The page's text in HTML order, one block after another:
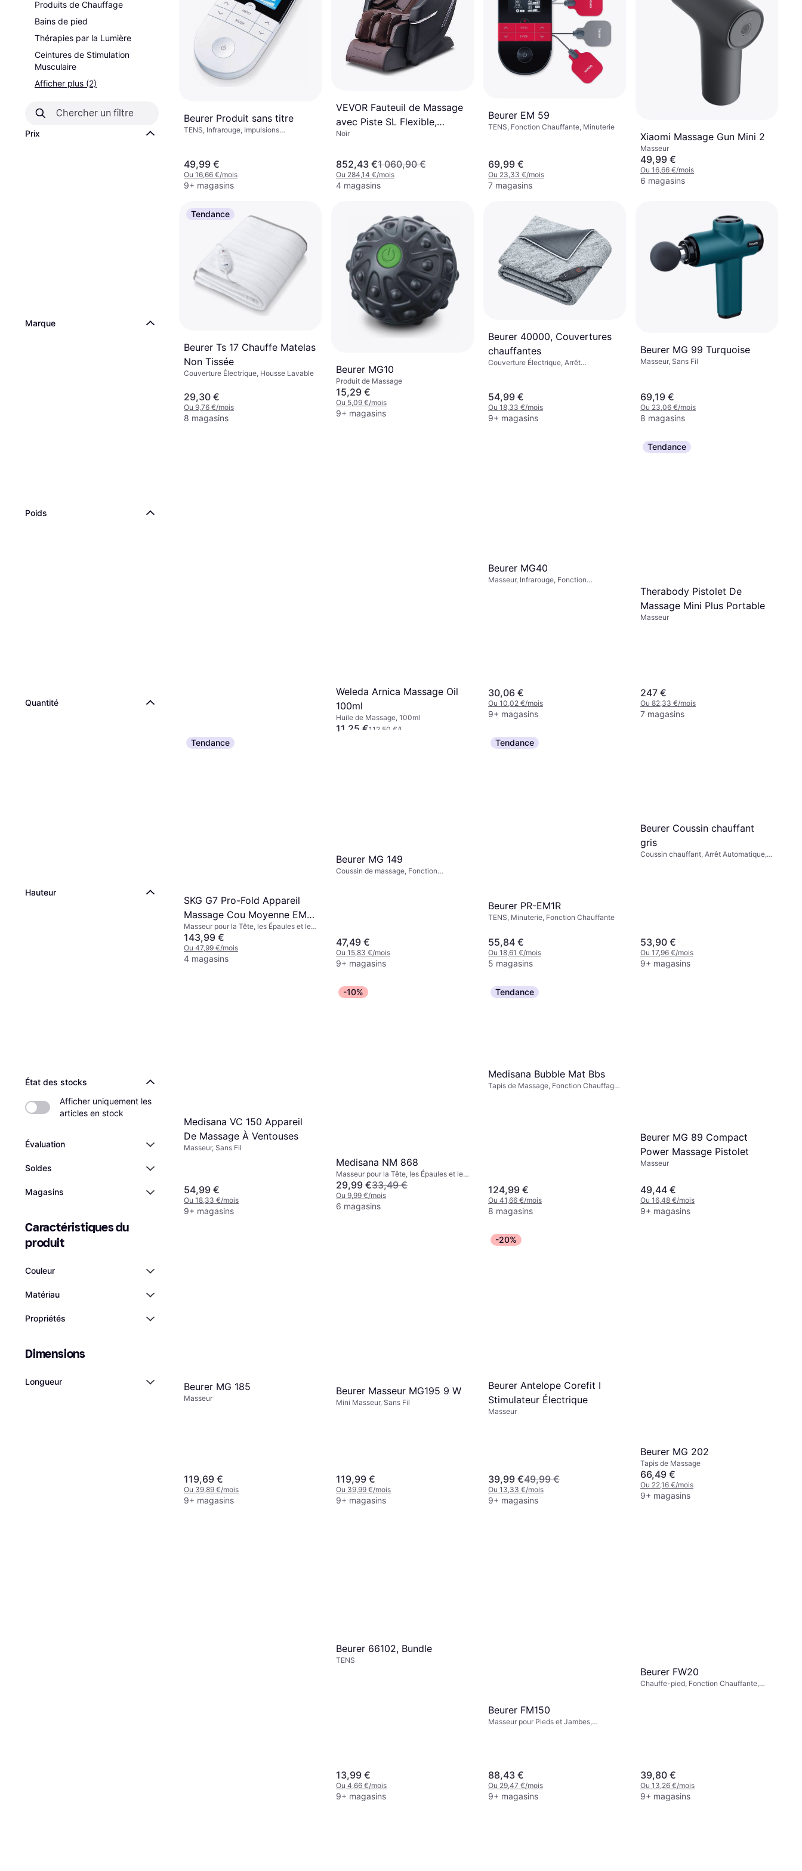
Produits de Chauffage
Bains de pied
Thérapies par la Lumière
Ceintures de Stimulation
Musculaire
Afficher plus (2)
Prix
Marque
Poids
Quantité
Hauteur
État des stocks
Afficher uniquement les
articles en stock
Évaluation
Soldes
Magasins
Caractéristiques du
produit
Couleur
Matériau
Propriétés
Dimensions
Longueur
Beurer Produit sans titre
TENS, Infrarouge, Impulsions
49,99 €
Ou 16,66 €/mois
9+ magasins
VEVOR Fauteuil de Massage
avec Piste SL Flexible,
Masseur Shiatsu 3D Complet
18 Modes Automatiques,
Chauffage, Haut-parleur
Bluetooth, Coussin d’Air, et
Noir
852,43 €1 060,90 €
Ou 284,14 €/mois
4 magasins
Beurer EM 59
TENS, Fonction Chauffante, Minuterie
69,99 €
Ou 23,33 €/mois
7 magasins
Xiaomi Massage Gun Mini 2
Masseur
49,99 €
Ou 16,66 €/mois
6 magasins
Tendance
Beurer Ts 17 Chauffe Matelas
Non Tissée
Couverture Électrique, Housse Lavable
29,30 €
Ou 9,76 €/mois
8 magasins
Beurer MG10
Produit de Massage
15,29 €
Ou 5,09 €/mois
9+ magasins
Beurer 40000, Couvertures
chauffantes
Couverture Électrique, Arrêt
54,99 €
Ou 18,33 €/mois
9+ magasins
Beurer MG 99 Turquoise
Masseur, Sans Fil
69,19 €
Ou 23,06 €/mois
8 magasins
Weleda Arnica Massage Oil
100ml
Huile de Massage, 100ml
11,25 €112,50 €/L
Beurer MG40
Masseur, Infrarouge, Fonction
30,06 €
Ou 10,02 €/mois
9+ magasins
Tendance
Therabody Pistolet De
Massage Mini Plus Portable
Masseur
247 €
Ou 82,33 €/mois
7 magasins
Tendance
SKG G7 Pro-Fold Appareil
Massage Cou Moyenne EMS
TENS Vibration 9D
Masseur pour la Tête, les Épaules et le
Cou
143,99 €
Ou 47,99 €/mois
4 magasins
Beurer MG 149
Coussin de massage, Fonction
47,49 €
Ou 15,83 €/mois
9+ magasins
Tendance
Beurer PR-EM1R
TENS, Minuterie, Fonction Chauffante
55,84 €
Ou 18,61 €/mois
5 magasins
Beurer Coussin chauffant
gris
Coussin chauffant, Arrêt Automatique,
53,90 €
Ou 17,96 €/mois
9+ magasins
Medisana VC 150 Appareil
De Massage À Ventouses
Masseur, Sans Fil
54,99 €
Ou 18,33 €/mois
9+ magasins
-10%
Medisana NM 868
Masseur pour la Tête, les Épaules et le
Cou, Fonction Chauffante, Sans Fil,
Housse Lavable
29,99 €33,49 €
Ou 9,99 €/mois
6 magasins
Tendance
Medisana Bubble Mat Bbs
Tapis de Massage, Fonction Chauffage,
124,99 €
Ou 41,66 €/mois
8 magasins
Beurer MG 89 Compact
Power Massage Pistolet
Masseur
49,44 €
Ou 16,48 €/mois
9+ magasins
Beurer MG 185
Masseur
119,69 €
Ou 39,89 €/mois
9+ magasins
Beurer Masseur MG195 9 W
Mini Masseur, Sans Fil
119,99 €
Ou 39,99 €/mois
9+ magasins
-20%
Beurer Antelope Corefit I
Stimulateur Électrique
Masseur
39,99 €49,99 €
Ou 13,33 €/mois
9+ magasins
Beurer MG 202
Tapis de Massage
66,49 €
Ou 22,16 €/mois
9+ magasins
Beurer 66102, Bundle
TENS
13,99 €
Ou 4,66 €/mois
9+ magasins
Beurer FM150
Masseur pour Pieds et Jambes,
88,43 €
Ou 29,47 €/mois
9+ magasins
Beurer FW20
Chauffe-pied, Fonction Chauffante,
39,80 €
Ou 13,26 €/mois
9+ magasins